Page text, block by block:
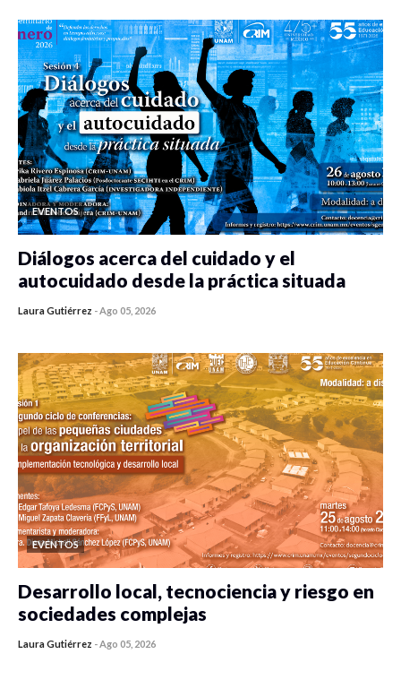
EVENTOS
Diálogos acerca del cuidado y el
autocuidado desde la práctica situada
Laura Gutiérrez -Ago 05, 2026
EVENTOS
Desarrollo local, tecnociencia y riesgo en
sociedades complejas
Laura Gutiérrez -Ago 05, 2026